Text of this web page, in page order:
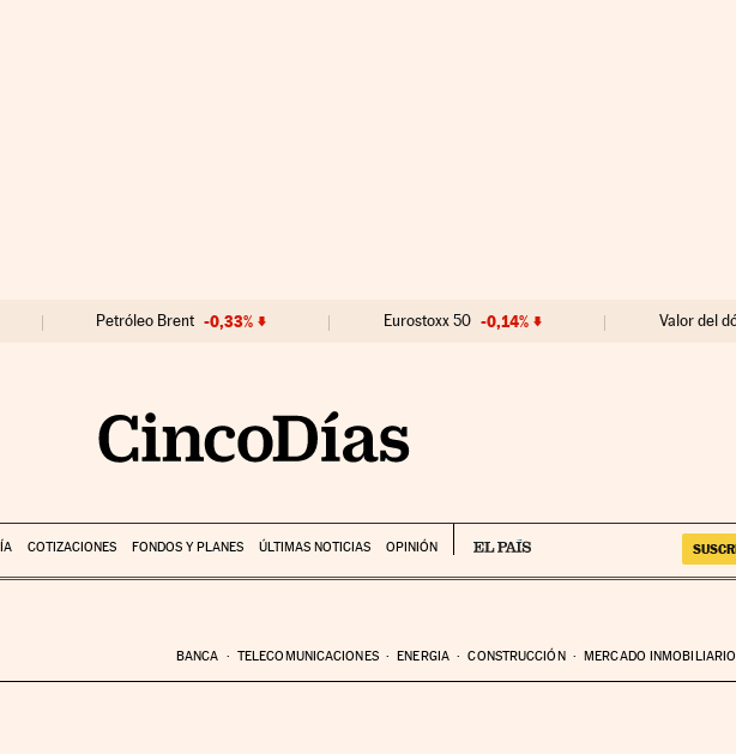
Petróleo Brent -0,33% Eurostoxx 50 -0,14% Valor del
COTIZACIONES FONDOS Y PLANES ÚLTIMAS NOTICIAS OPINIÓN
BANCA TELECOMUNICACIONES ENERGIA CONSTRUCCIÓN MERCADO INMOBILIARIO